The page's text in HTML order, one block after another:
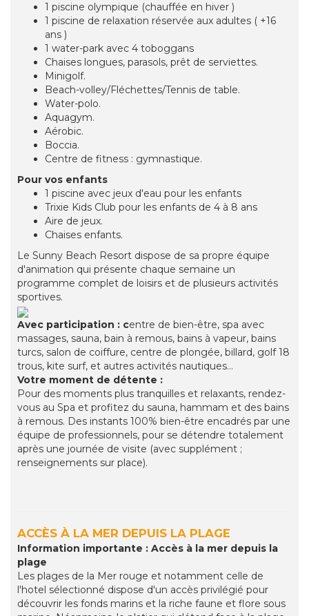
1 piscine olympique (chauffée en hiver )
1 piscine de relaxation réservée aux adultes ( +16
ans )
1 water-park avec 4 toboggans
Chaises longues, parasols, prêt de serviettes.
Minigolf.
Beach-volley/Fléchettes/Tennis de table.
Water-polo.
Aquagym.
Aérobic.
Boccia.
Centre de fitness : gymnastique.
Pour vos enfants
1 piscine avec jeux d'eau pour les enfants
Trixie Kids Club pour les enfants de 4 à 8 ans
Aire de jeux.
Chaises enfants.
Le Sunny Beach Resort dispose de sa propre équipe
d'animation qui présente chaque semaine un
programme complet de loisirs et de plusieurs activités
sportives.
Avec participation : centre de bien-être, spa avec
massages, sauna, bain à remous, bains à vapeur, bains
turcs, salon de coiffure, centre de plongée, billard, golf 18
trous, kite surf, et autres activités nautiques…
Votre moment de détente :
Pour des moments plus tranquilles et relaxants, rendez-
vous au Spa et profitez du sauna, hammam et des bains
à remous. Des instants 100% bien-être encadrés par une
équipe de professionnels, pour se détendre totalement
après une journée de visite (avec supplément ;
renseignements sur place).
ACCÈS À LA MER DEPUIS LA PLAGE
Information importante : Accès à la mer depuis la
plage
Les plages de la Mer rouge et notamment celle de
l'hotel sélectionné dispose d'un accès privilégié pour
découvrir les fonds marins et la riche faune et flore sous